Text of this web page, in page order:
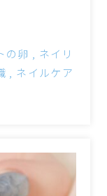
の卵
ネイリ
ネイルケア